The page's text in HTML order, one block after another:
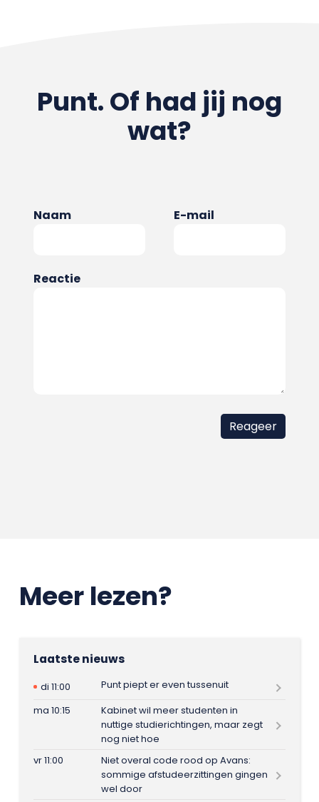
Punt. Of had jij nog
wat?
Naam E-mail
Reactie
Meer lezen?
Laatste nieuws
di 11:00
Punt piept er even tussenuit
ma 10:15
Kabinet wil meer studenten in
nuttige studierichtingen, maar zegt
nog niet hoe
vr 11:00
Niet overal code rood op Avans:
sommige afstudeerzittingen gingen
wel door